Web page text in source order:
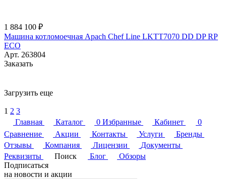
1 884 100 ₽
Машина котломоечная Apach Chef Line LKTT7070 DD DP RP
ECO
Арт. 263804
Заказать
Загрузить еще
1 2 3
Главная
Каталог 0 Избранные Кабинет
0
Сравнение
Акции Контакты Услуги
Бренды
Отзывы
Компания Лицензии
Документы
Реквизиты
Поиск Блог
Обзоры
Подписаться
на новости и акции